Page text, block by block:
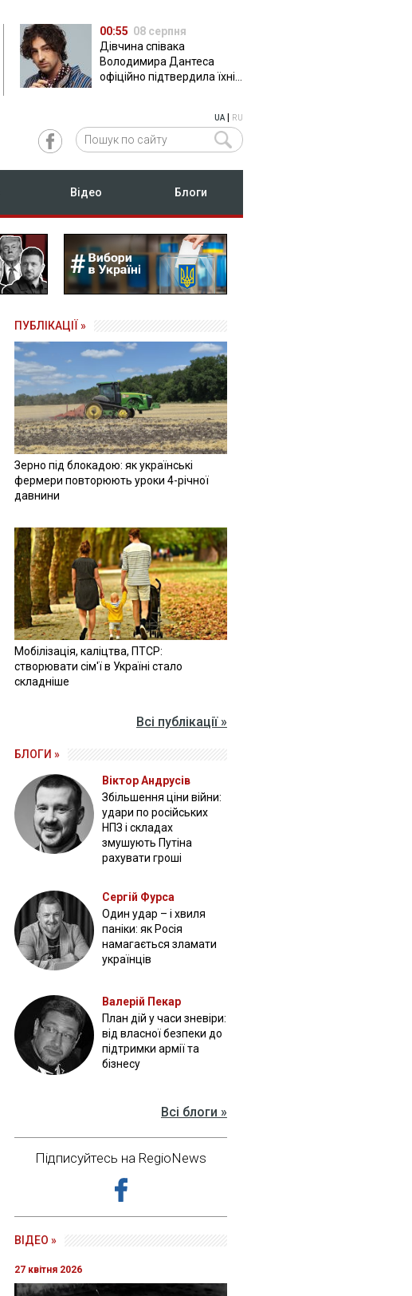
00:55 08 серпня
Дівчина співака
Володимира Дантеса
офіційно підтвердила їхні
UA| RU
Відео Блоги
ПУБЛІКАЦІЇ »
Зерно під блокадою: як українські
фермери повторюють уроки 4-річної
давнини
Мобілізація, каліцтва, ПТСР:
створювати сім'ї в Україні стало
складніше
Всі публікації »
БЛОГИ »
Віктор Андрусів
Збільшення ціни війни:
удари по російських
НПЗ і складах
змушують Путіна
рахувати гроші
Сергій Фурса
Один удар – і хвиля
паніки: як Росія
намагається зламати
українців
Валерій Пекар
План дій у часи зневіри:
від власної безпеки до
підтримки армії та
бізнесу
Всі блоги »
Підписуйтесь на RegioNews
ВІДЕО »
27 квітня 2026